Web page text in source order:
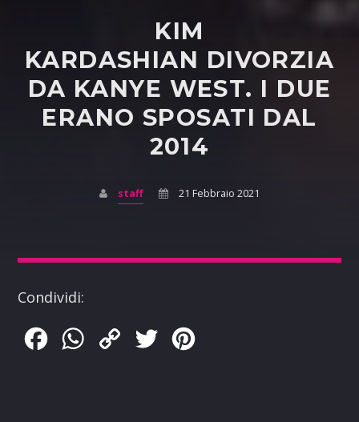
KIM
KARDASHIAN DIVORZIA
DA KANYE WEST. I DUE
ERANO SPOSATI DAL
2014
staff 21 Febbraio 2021
Condividi:
FacebookWhatsApp
Copy
Twitter